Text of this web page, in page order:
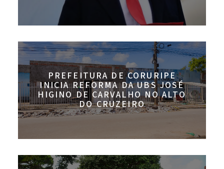
PREFEITURA DE CORURIPE
INICIA REFORMA DA UBS JOSÉ
HIGINO DE CARVALHO NO ALTO
DO CRUZEIRO